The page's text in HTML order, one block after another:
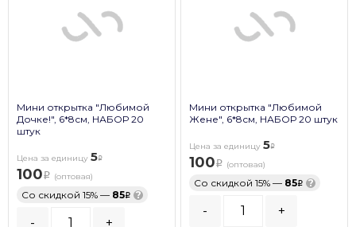
Мини открытка "Любимой
Дочке!", 6*8см, НАБОР 20
штук
Цена за единицу 5
100 (оптовая)
Со скидкой 15% — 85 ?
- +
Мини открытка "Любимой
Жене", 6*8см, НАБОР 20 штук
Цена за единицу 5
100 (оптовая)
Со скидкой 15% — 85 ?
- +